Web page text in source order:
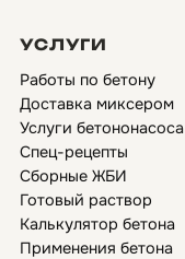
УСЛУГИ
Работы по бетону
Доставка миксером
Услуги бетононасоса
Спец-рецепты
Сборные ЖБИ
Готовый раствор
Калькулятор бетона
Применения бетона